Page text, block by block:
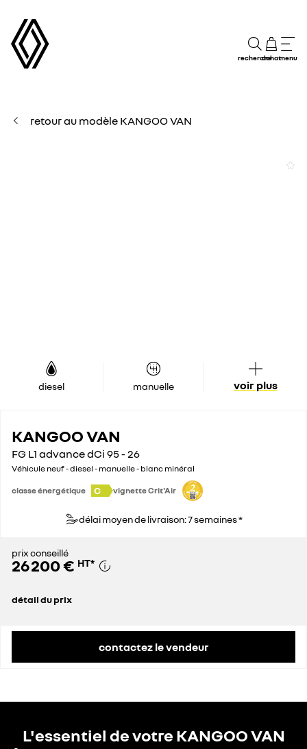
rechercheachatmenu
retour au modèle KANGOO VAN
diesel manuelle voir plus
KANGOO VAN
FG L1 advance dCi 95 - 26
Véhicule neuf - diesel - manuelle - blanc minéral
classe énergétique C vignette Crit'Air
délai moyen de livraison: 7 semaines *
prix conseillé
26 200 € HT*
détail du prix
contactez le vendeur
L'essentiel de votre KANGOO VAN